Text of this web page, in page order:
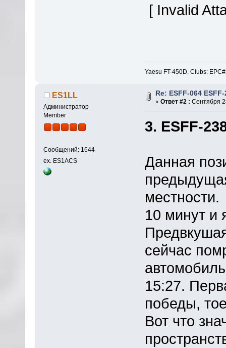
[ Invalid
Yaesu FT-450D. Clubs:
ES1LL
Администратор
Member
Сообщений: 1644
ex. ES1ACS
Re: ESFF-064
«Ответ #2 : Сентября
3. ESFF-
Данная
местности.
10 минут и
сейчас
15:27.
победы,
Вот что